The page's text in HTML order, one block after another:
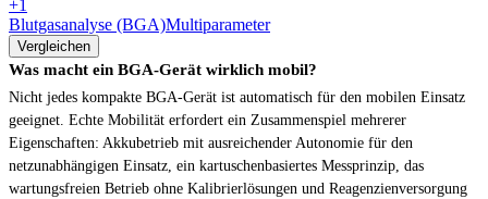
+1
Blutgasanalyse (BGA)Multiparameter
Vergleichen
Was macht ein BGA-Gerät wirklich mobil?
Nicht jedes kompakte BGA-Gerät ist automatisch für den mobilen Einsatz
geeignet. Echte Mobilität erfordert ein Zusammenspiel mehrerer
Eigenschaften: Akkubetrieb mit ausreichender Autonomie für den
netzunabhängigen Einsatz, ein kartuschenbasiertes Messprinzip, das
wartungsfreien Betrieb ohne Kalibrierlösungen und Reagenzienversorgung